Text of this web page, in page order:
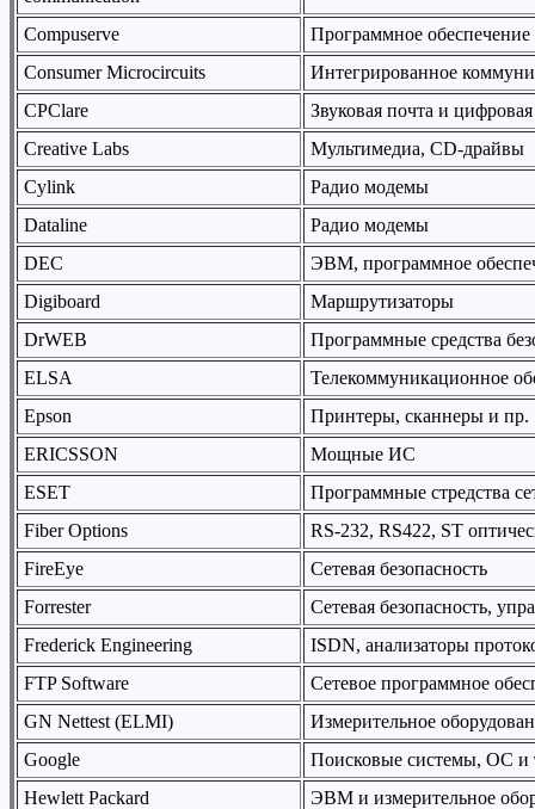
Compuserve
Программное обеспечение
Consumer Microcircuits
Интегрированное
CPClare
Звуковая почта и
Creative Labs
Мультимедиа, CD-драйвы
Cylink
Радио модемы
Dataline
Радио модемы
DEC
ЭВМ, программное
Digiboard
Маршрутизаторы
DrWEB
Программные средства
ELSA
Телекоммуникационное
Epson
Принтеры, сканнеры и пр.
ERICSSON
Мощные ИС
ESET
Программные стредства
Fiber Options
RS-232, RS422, ST
FireEye
Сетевая безопасность
Forrester
Сетевая безопасность,
Frederick Engineering
ISDN, анализаторы
FTP Software
Сетевое программное
GN Nettest (ELMI)
Измерительное
Google
Поисковые системы, ОС и
Hewlett Packard
ЭВМ и измерительное